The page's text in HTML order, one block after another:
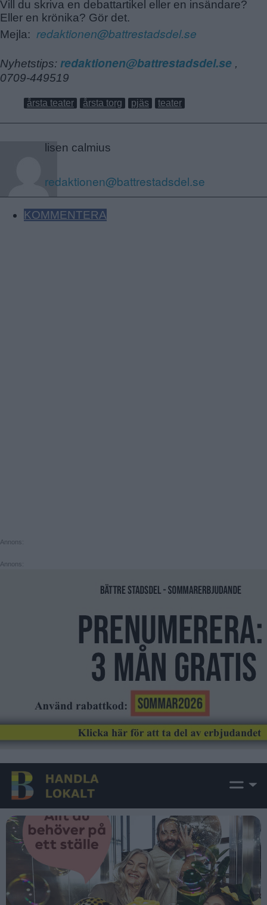
Vill du skriva en debattartikel eller en insändare?
Eller en krönika? Gör det.
Mejla: redaktionen@battrestadsdel.se
Nyhetstips: redaktionen@battrestadsdel.se ,
0709-449519
årsta teater årsta torg pjäs teater
lisen calmius
redaktionen@battrestadsdel.se
KOMMENTERA
Annons:
Annons: